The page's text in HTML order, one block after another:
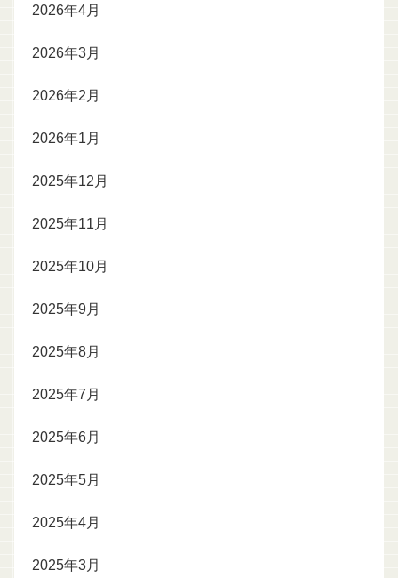
2026年4月
2026年3月
2026年2月
2026年1月
2025年12月
2025年11月
2025年10月
2025年9月
2025年8月
2025年7月
2025年6月
2025年5月
2025年4月
2025年3月